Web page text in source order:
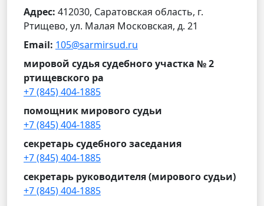
Адрес: 412030, Саратовская область, г.
Ртищево, ул. Малая Московская, д. 21
Email: 105@sarmirsud.ru
мировой судья судебного участка № 2
ртищевского ра
+7 (845) 404-1885
помощник мирового судьи
+7 (845) 404-1885
секретарь судебного заседания
+7 (845) 404-1885
секретарь руководителя (мирового судьи)
+7 (845) 404-1885